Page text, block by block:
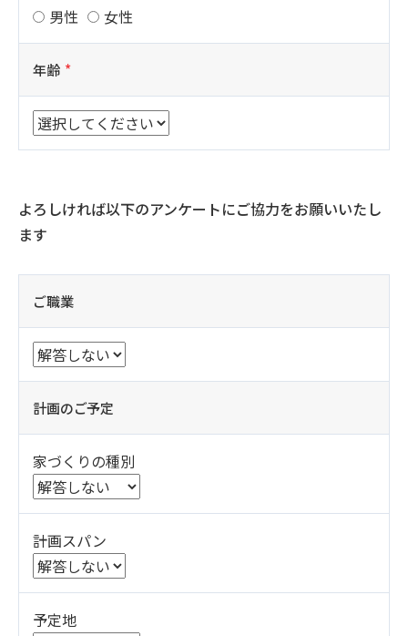
男性 女性
年齢
よろしければ以下のアンケートにご協力をお願いいたし
ます
ご職業
計画のご予定
家づくりの種別
計画スパン
予定地